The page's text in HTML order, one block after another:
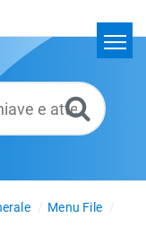
Menu File